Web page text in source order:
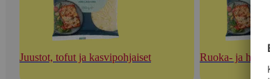
Juustot, tofut ja kasvipohjaiset Ruoka- ja